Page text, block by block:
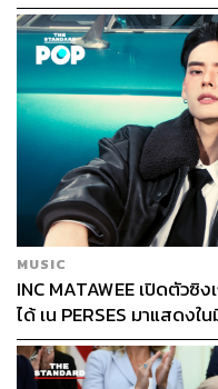
MUSIC
INC MATAWEE เปิดตัวซิ
ได้ เน PERSES มาแสดงใ